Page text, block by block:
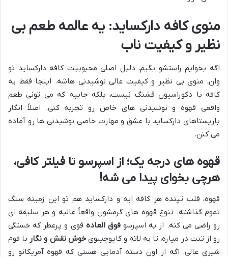
منوی کافه دارکساید: یه عالمه طعم بی
نظیر و کیفیت ناب
اگه بخوایم راستشو بگیم، دلیل اصلی محبوبیت کافه دارکساید تو
وان، منوی بی نظیر و کیفیت عالی نوشیدنی هاشه. اینجا فقط یه
کافه با دکوراسیون قشنگ نیست، بلکه جاییه که می تونی طعم
واقعی قهوه و نوشیدنی های خاص رو تجربه کنی. اصلاً انگار
باریستاهای دارکساید با عشق و مهارت خاصی نوشیدنی ها رو آماده
می کنن.
قهوه های درجه یک؛ از اسپرسو تا فیلتر کافی،
هرچی بخوای پیدا می شه!
قهوه، قلب تپنده هر کافه ایه و دارکساید هم تو این زمینه سنگ
تموم گذاشته. تنوع قهوه های گرمشون واقعاً عالیه و هر سلیقه ای
رو راضی می کنه. از یه اسپرسوفوق العاده قوی و پرعطر که خستگی
رو از تنت در میاره، تا یه لاته و کاپوچینویخوش نقش و نگار با فوم
شیری عالی. اگه از اون دسته آدمایی هستی که قهوه آمریکانو رو